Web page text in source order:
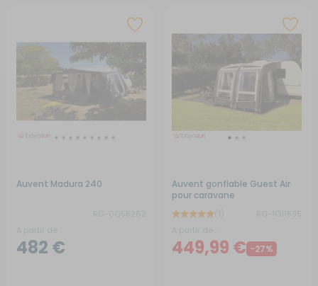
Auvent Madura 240
482 €
Auvent gonflable Guest Air
pour caravane
449,99 € -27%